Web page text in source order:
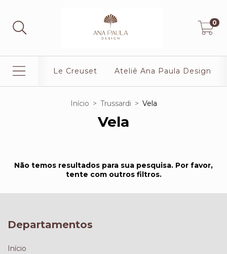
0
Le Creuset Ateliê Ana Paula Design
Início > Trussardi > Vela
Vela
Não temos resultados para sua pesquisa. Por favor,
tente com outros filtros.
Departamentos
Início